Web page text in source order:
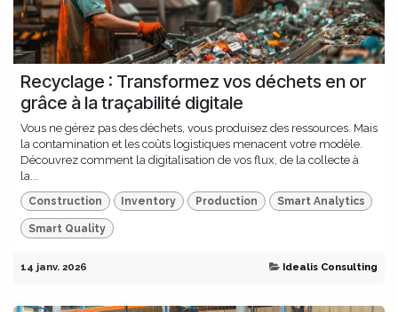
Recyclage : Transformez vos déchets en or
grâce à la traçabilité digitale
Vous ne gérez pas des déchets, vous produisez des ressources. Mais
la contamination et les coûts logistiques menacent votre modèle.
Découvrez comment la digitalisation de vos flux, de la collecte à
la...
Construction Inventory Production Smart Analytics
Smart Quality
14 janv. 2026 Idealis Consulting